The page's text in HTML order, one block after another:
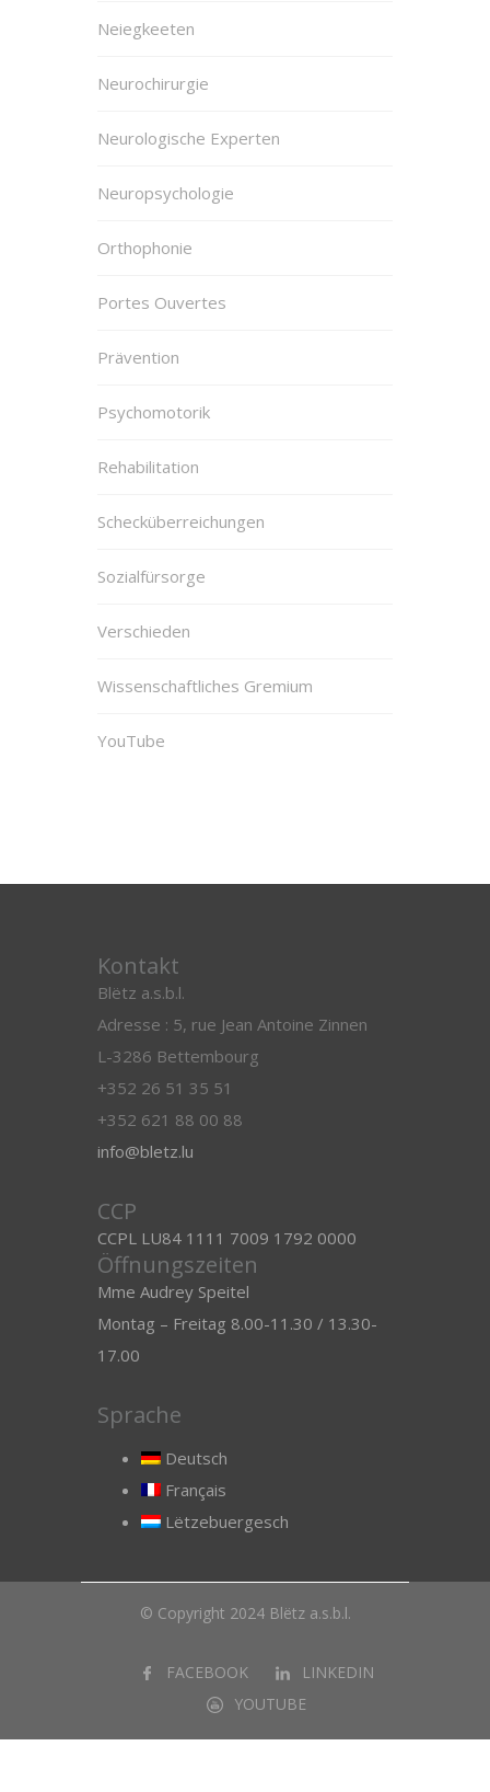
Neiegkeeten
Neurochirurgie
Neurologische Experten
Neuropsychologie
Orthophonie
Portes Ouvertes
Prävention
Psychomotorik
Rehabilitation
Schecküberreichungen
Sozialfürsorge
Verschieden
Wissenschaftliches Gremium
YouTube
Kontakt
Blëtz a.s.b.l.
Adresse : 5, rue Jean Antoine Zinnen
L-3286 Bettembourg
+352 26 51 35 51
+352 621 88 00 88
info@bletz.lu
CCP
CCPL LU84 1111 7009 1792 0000
Öffnungszeiten
Mme Audrey Speitel
Montag – Freitag 8.00-11.30 / 13.30-
17.00
Sprache
Deutsch
Français
Lëtzebuergesch
© Copyright 2024 Blëtz a.s.b.l.
FACEBOOK
LINKEDIN
YOUTUBE